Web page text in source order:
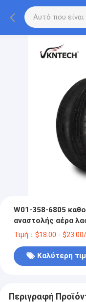
W01-358-6805
αναστολής αέρα
532 2B14-462
Τιμή：$18.00 -
Καλύτερη
Περιγραφή